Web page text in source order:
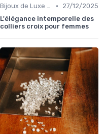
Bijoux de Luxe pour Femmes •
27/12/2025
L'élégance intemporelle des
colliers croix pour femmes